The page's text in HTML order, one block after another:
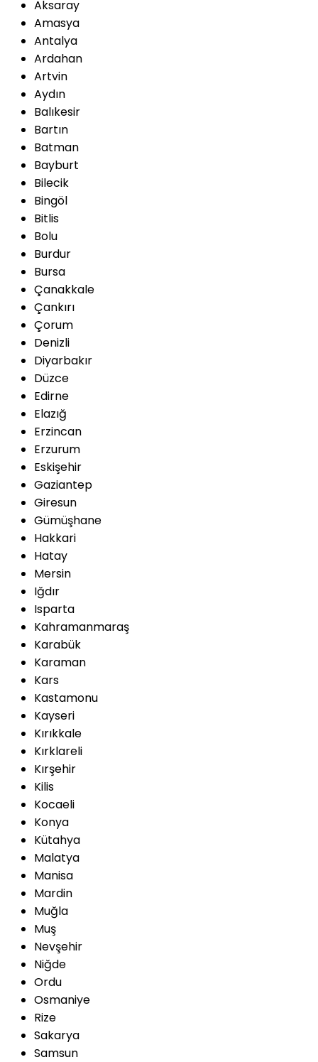
Aksaray
Amasya
Antalya
Ardahan
Artvin
Aydın
Balıkesir
Bartın
Batman
Bayburt
Bilecik
Bingöl
Bitlis
Bolu
Burdur
Bursa
Çanakkale
Çankırı
Çorum
Denizli
Diyarbakır
Düzce
Edirne
Elazığ
Erzincan
Erzurum
Eskişehir
Gaziantep
Giresun
Gümüşhane
Hakkari
Hatay
Mersin
Iğdır
Isparta
Kahramanmaraş
Karabük
Karaman
Kars
Kastamonu
Kayseri
Kırıkkale
Kırklareli
Kırşehir
Kilis
Kocaeli
Konya
Kütahya
Malatya
Manisa
Mardin
Muğla
Muş
Nevşehir
Niğde
Ordu
Osmaniye
Rize
Sakarya
Samsun